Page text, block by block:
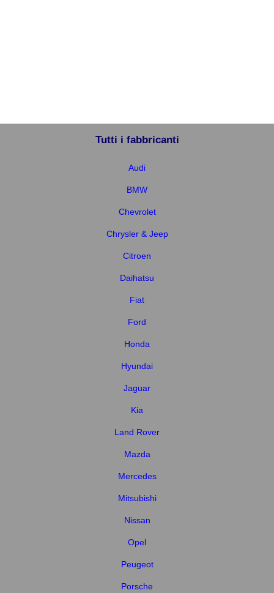
Tutti i fabbricanti
Audi
BMW
Chevrolet
Chrysler & Jeep
Citroen
Daihatsu
Fiat
Ford
Honda
Hyundai
Jaguar
Kia
Land Rover
Mazda
Mercedes
Mitsubishi
Nissan
Opel
Peugeot
Porsche